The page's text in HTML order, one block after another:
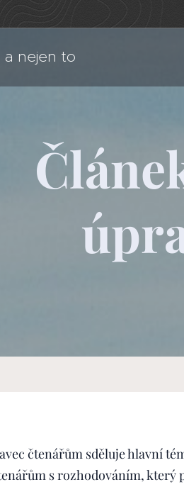
nejen to
čtenářům sděluje hlavní
s rozhodováním, který